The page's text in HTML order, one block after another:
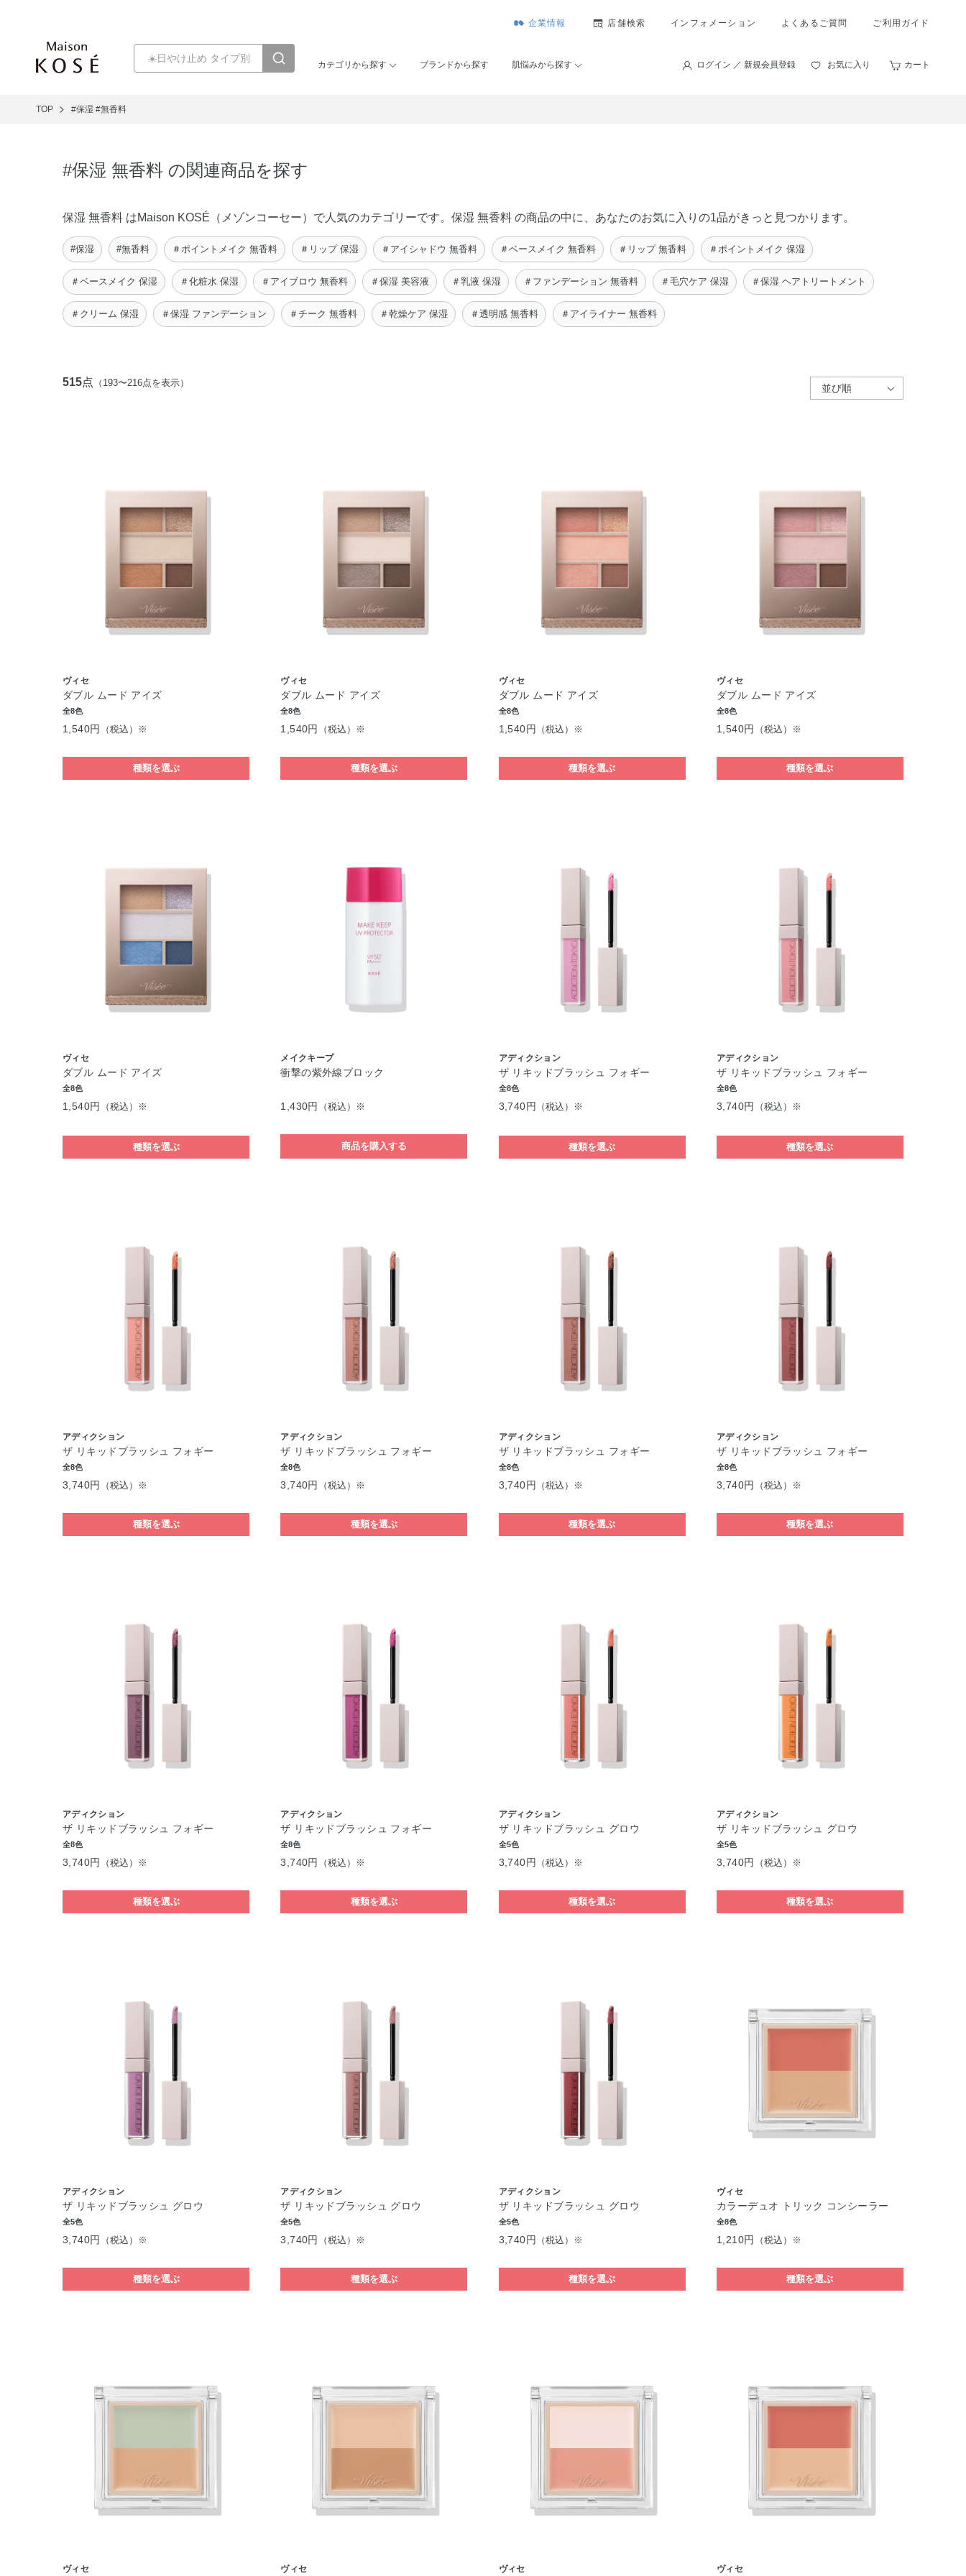
企業情報 店舗検索 インフォメーション よくあるご質問 ご利用ガイド
カテゴリから探す ブランドから探す 肌悩みから探す ログイン ／ 新規会員登録 お気に入り カート
TOP #保湿 #無香料
#保湿 無香料 の関連商品を探す
保湿 無香料 はMaison KOSÉ（メゾンコーセー）で人気のカテゴリーです。保湿 無香料 の商品の中に、あなたのお気に入りの1品がきっと見つかります。
#保湿 #無香料 ＃ポイントメイク 無香料 ＃リップ 保湿 ＃アイシャドウ 無香料 ＃ベースメイク 無香料 ＃リップ 無香料 ＃ポイントメイク 保湿
＃ベースメイク 保湿 ＃化粧水 保湿 ＃アイブロウ 無香料 ＃保湿 美容液 ＃乳液 保湿 ＃ファンデーション 無香料 ＃毛穴ケア 保湿 ＃保湿 ヘアトリートメント
＃クリーム 保湿 ＃保湿 ファンデーション ＃チーク 無香料 ＃乾燥ケア 保湿 ＃透明感 無香料 ＃アイライナー 無香料
515点 （193〜216点を表示）
ヴィセ
ダブル ムード アイズ
全8色
1,540円 （税込）※
種類を選ぶ
ヴィセ
ダブル ムード アイズ
全8色
1,540円 （税込）※
種類を選ぶ
ヴィセ
ダブル ムード アイズ
全8色
1,540円 （税込）※
種類を選ぶ
ヴィセ
ダブル ムード アイズ
全8色
1,540円 （税込）※
種類を選ぶ
ヴィセ
ダブル ムード アイズ
全8色
1,540円 （税込）※
種類を選ぶ
メイクキープ
衝撃の紫外線ブロック
1,430円 （税込）※
商品を購入する
アディクション
ザ リキッドブラッシュ フォギー
全8色
3,740円 （税込）※
種類を選ぶ
アディクション
ザ リキッドブラッシュ フォギー
全8色
3,740円 （税込）※
種類を選ぶ
アディクション
ザ リキッドブラッシュ フォギー
全8色
3,740円 （税込）※
種類を選ぶ
アディクション
ザ リキッドブラッシュ フォギー
全8色
3,740円 （税込）※
種類を選ぶ
アディクション
ザ リキッドブラッシュ フォギー
全8色
3,740円 （税込）※
種類を選ぶ
アディクション
ザ リキッドブラッシュ フォギー
全8色
3,740円 （税込）※
種類を選ぶ
アディクション
ザ リキッドブラッシュ フォギー
全8色
3,740円 （税込）※
種類を選ぶ
アディクション
ザ リキッドブラッシュ フォギー
全8色
3,740円 （税込）※
種類を選ぶ
アディクション
ザ リキッドブラッシュ グロウ
全5色
3,740円 （税込）※
種類を選ぶ
アディクション
ザ リキッドブラッシュ グロウ
全5色
3,740円 （税込）※
種類を選ぶ
アディクション
ザ リキッドブラッシュ グロウ
全5色
3,740円 （税込）※
種類を選ぶ
アディクション
ザ リキッドブラッシュ グロウ
全5色
3,740円 （税込）※
種類を選ぶ
アディクション
ザ リキッドブラッシュ グロウ
全5色
3,740円 （税込）※
種類を選ぶ
ヴィセ
カラーデュオ トリック コンシーラー
全8色
1,210円 （税込）※
種類を選ぶ
ヴィセ ヴィセ ヴィセ ヴィセ